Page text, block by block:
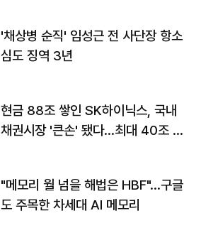
'채상병 순직' 임성근 전 사단장 항소
심도 징역 3년
현금 88조 쌓인 SK하이닉스, 국내
채권시장 '큰손' 됐다…최대 40조 투
"메모리 월 넘을 해법은 HBF"…구글
도 주목한 차세대 AI 메모리